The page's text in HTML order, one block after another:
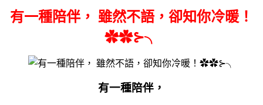
有一種陪伴， 雖然不語，卻知你冷暖！
✿✿⊱╮
有一種陪伴，